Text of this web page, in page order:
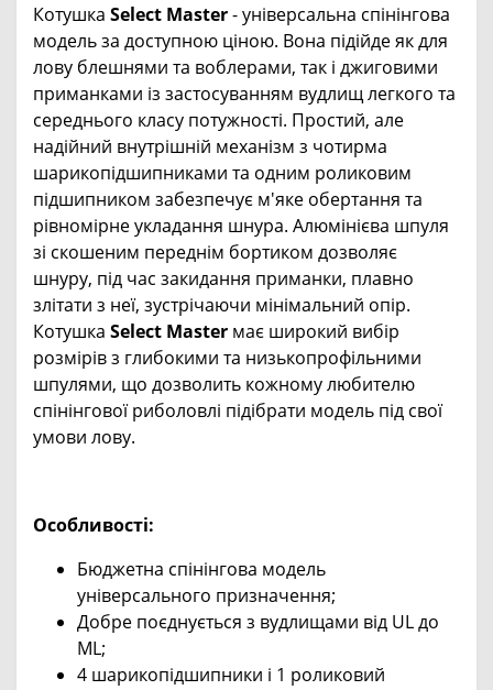
Котушка Select Master- універсальна спінінгова
модель за доступною ціною. Вона підійде як для
лову блешнями та воблерами, так і джиговими
приманками із застосуванням вудлищ легкого та
середнього класу потужності. Простий, але
надійний внутрішній механізм з чотирма
шарикопідшипниками та одним роликовим
підшипником забезпечує м'яке обертання та
рівномірне укладання шнура. Алюмінієва шпуля
зі скошеним переднім бортиком дозволяє
шнуру, під час закидання приманки, плавно
злітати з неї, зустрічаючи мінімальний опір.
Котушка Select Master має широкий вибір
розмірів з глибокими та низькопрофільними
шпулями, що дозволить кожному любителю
спінінгової риболовлі підібрати модель під свої
умови лову.
Особливості:
Бюджетна спінінгова модель
універсального призначення;
Добре поєднується з вудлищами від UL до
ML;
4 шарикопідшипники і 1 роликовий